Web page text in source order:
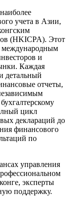
учета в Азии,
(HKICPA). Этот
международным
и
Каждая
детальный
отчеты,
цикл
деклараций до
финансового
по
управления
эксперты
поддержку.